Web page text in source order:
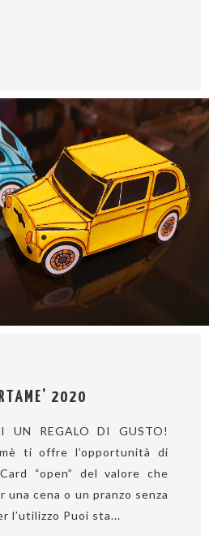
2020
UN REGALO DI GUSTO!
ti offre l’opportunità di
“open” del valore che
una cena o un pranzo senza
l’utilizzo Puoi sta...